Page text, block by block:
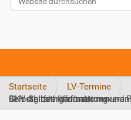
k
Startseite LV-Termine
GKV-Selbsthilfeförderung und Projekt Zusammen Besser III – digitale Informationsveranstaltung für die Berliner Selbsthilfeorganisationen